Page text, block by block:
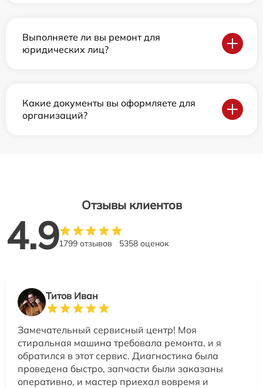
Выполняете ли вы ремонт для
юридических лиц?
Какие документы вы оформляете для
организаций?
Отзывы клиентов
4.91799 отзывов 5358 оценок
Титов Иван
Замечательный сервисный центр! Моя
стиральная машина требовала ремонта, и я
обратился в этот сервис. Диагностика была
проведена быстро, запчасти были заказаны
оперативно, и мастер приехал вовремя и